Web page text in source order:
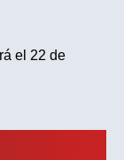
el 22 de